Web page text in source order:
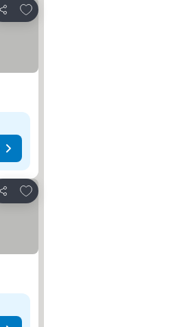
Κοινοποίηση
Προσθήκη στα αγαπημένα
Κοινοποίηση
Προσθήκη στα αγαπημένα